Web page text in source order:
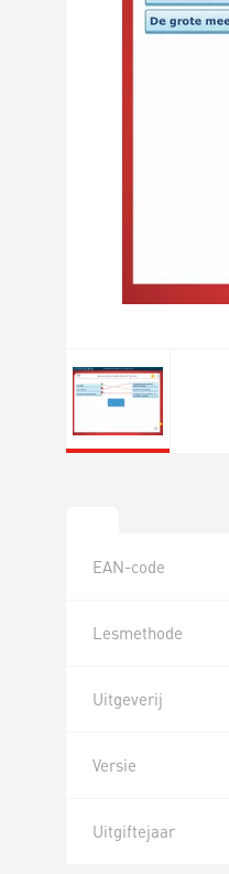
EAN-code
Lesmethode
Uitgeverij
Versie
Uitgiftejaar